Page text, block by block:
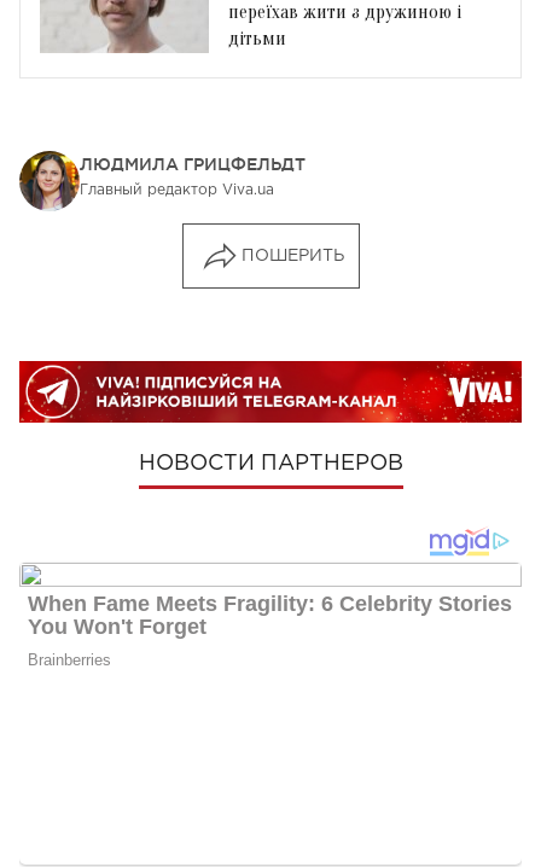
переїхав жити з дружиною і
дітьми
ЛЮДМИЛА ГРИЦФЕЛЬДТ
Главный редактор Viva.ua
ПОШЕРИТЬ
НОВОСТИ ПАРТНЕРОВ